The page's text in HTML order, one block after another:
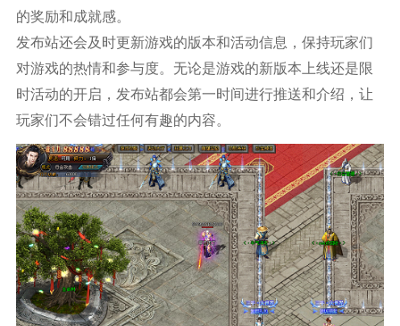
的奖励和成就感。
发布站还会及时更新游戏的版本和活动信息，保持玩家们
对游戏的热情和参与度。无论是游戏的新版本上线还是限
时活动的开启，发布站都会第一时间进行推送和介绍，让
玩家们不会错过任何有趣的内容。